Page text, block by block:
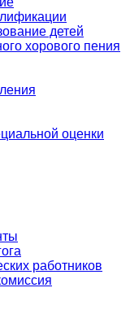
детей
хорового пения
оценки
работников